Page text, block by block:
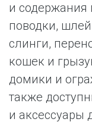
и содержания
поводки,
слинги,
кошек и
домики и
также
и аксессуары